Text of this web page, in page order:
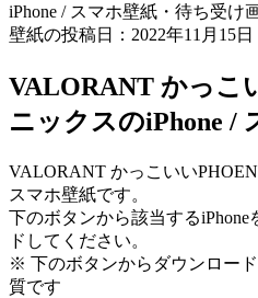
iPhone / スマホ壁紙・待ち受け
壁紙の投稿日：2022年11月15日
VALORANT かっこ
ニックスのiPhone /
VALORANT かっこいい
スマホ壁紙です。
下のボタンから該当する
ドしてください。
※ 下のボタンからダウンロー
質です